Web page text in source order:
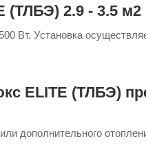
(ТЛБЭ) 2.9 - 3.5 м2
Вт. Установка
ELITE (ТЛБЭ)
дополнительного